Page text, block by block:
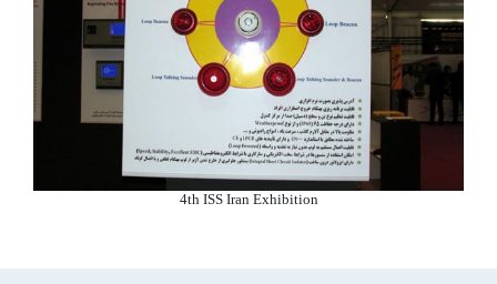
4th ISS Iran Exhibition